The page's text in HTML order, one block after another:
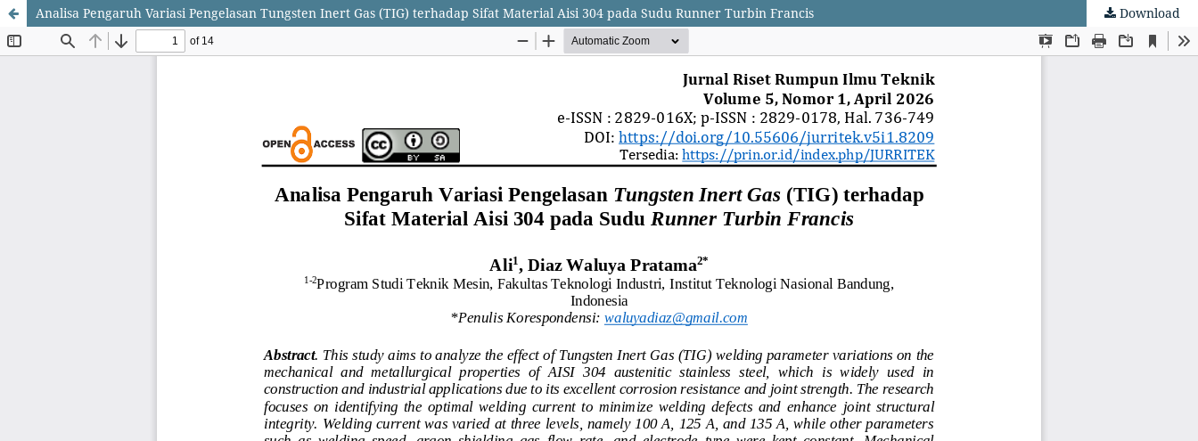
Analisa Pengaruh Variasi Pengelasan Tungsten Inert Gas (TIG) terhadap Sifat Material Aisi 304 pada Sudu Runner Turbin Francis Download